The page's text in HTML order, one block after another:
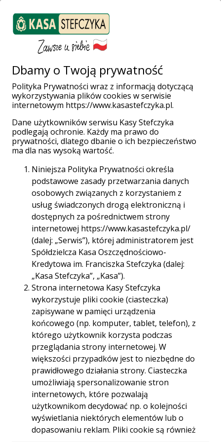
Weź pożyczkę
Załóż konto
Strona główna Placówki i Bankomaty
Barlinek
Niepodległości 14
Placówka Stefczyk Finanse
Barlinek, Niepodległości 14
74-320 Barlinek, Niepodległości 14
Godziny otwarcia: pon. - pt. 09.00-16.30
Telefon: 957170273
695139365
E-mail: 065barlinek.niepodleglosci@kasystefczyka.pl
Trasa Start
Dbamy o Twoją prywatność
Polityka Prywatności wraz z informacją dotyczącą
wykorzystywania plików cookies w serwisie
internetowym https://www.kasastefczyka.pl.
Dane użytkowników serwisu Kasy Stefczyka
podlegają ochronie. Każdy ma prawo do
prywatności, dlatego dbanie o ich bezpieczeństwo
ma dla nas wysoką wartość.
Niniejsza Polityka Prywatności określa
podstawowe zasady przetwarzania danych
osobowych związanych z korzystaniem z
usług świadczonych drogą elektroniczną i
dostępnych za pośrednictwem strony
internetowej https://www.kasastefczyka.pl/
(dalej: „Serwis”), której administratorem jest
Spółdzielcza Kasa Oszczędnościowo-
Kredytowa im. Franciszka Stefczyka (dalej:
„Kasa Stefczyka”, „Kasa”).
Strona internetowa Kasy Stefczyka
wykorzystuje pliki cookie (ciasteczka)
zapisywane w pamięci urządzenia
końcowego (np. komputer, tablet, telefon), z
którego użytkownik korzysta podczas
przeglądania strony internetowej. W
większości przypadków jest to niezbędne do
prawidłowego działania strony. Ciasteczka
umożliwiają spersonalizowanie stron
internetowych, które pozwalają
użytkownikom decydować np. o kolejności
wyświetlania niektórych elementów lub o
dopasowaniu reklam. Pliki cookie są również